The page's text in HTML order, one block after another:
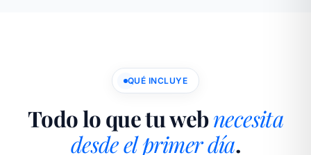
QUÉ INCLUYE
Todo lo que tu webnecesita
desde el primer día.